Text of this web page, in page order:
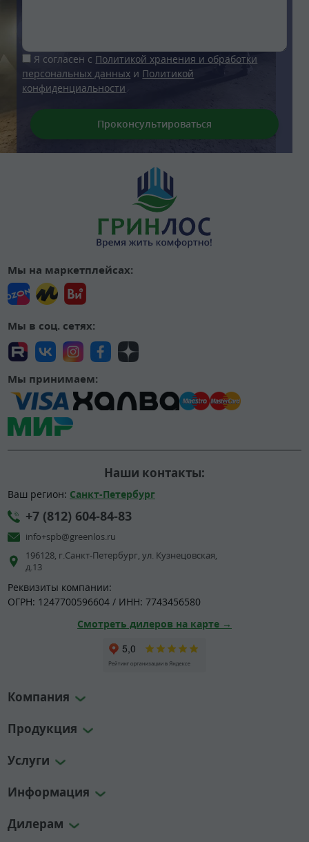
Я согласен с Политикой хранения и обработки
персональных данных и Политикой
конфиденциальности
Мы на маркетплейсах:
Мы в соц. сетях:
Мы принимаем:
Наши контакты:
Ваш регион: Санкт-Петербург
+7 (812) 604-84-83
info+spb@greenlos.ru
196128, г.Санкт-Петербург, ул. Кузнецовская,
д.13
Реквизиты компании:
ОГРН: 1247700596604 / ИНН: 7743456580
Смотреть дилеров на карте →
Компания
Продукция
Услуги
Информация
Дилерам